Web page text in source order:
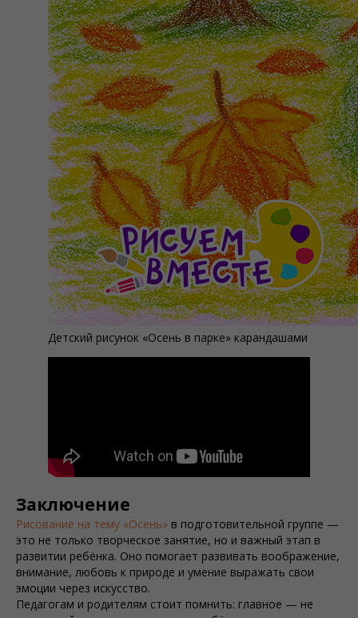
Детский рисунок «Осень в парке» карандашами
Заключение
Рисование на тему «Осень» в подготовительной группе —
это не только творческое занятие, но и важный этап в
развитии ребёнка. Оно помогает развивать воображение,
внимание, любовь к природе и умение выражать свои
эмоции через искусство.
Педагогам и родителям стоит помнить: главное — не